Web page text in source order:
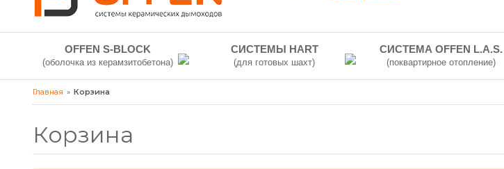
OFFEN S-BLOCK
(оболочка из керамзитобетона)
СИСТЕМЫ HART
(для готовых шахт)
СИСТЕМА OFFEN L.A.S.
(поквартирное отопление)
Главная Корзина
Корзина